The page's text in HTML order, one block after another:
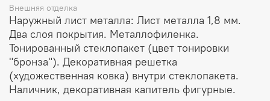
Внешняя отделка
Наружный лист металла: Лист металла 1,8 мм.
Два слоя покрытия. Металлофиленка.
Тонированный стеклопакет (цвет тонировки
"бронза"). Декоративная решетка
(художественная ковка) внутри стеклопакета.
Наличник, декоративная капитель фигурные.